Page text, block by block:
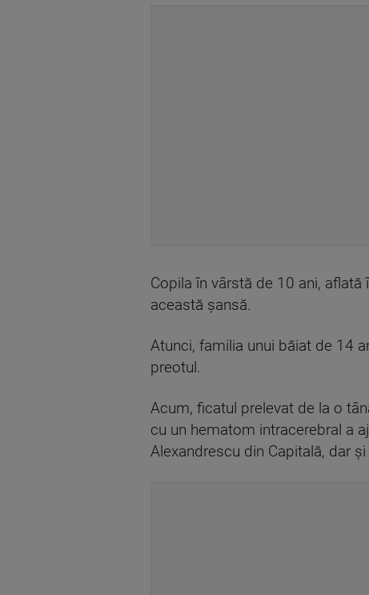
Copila în vârstă de 10 ani,
această şansă.
Atunci, familia unui băiat de 14
preotul.
Acum, ficatul prelevat de la o
cu un hematom intracerebral a
Alexandrescu din Capitală, dar